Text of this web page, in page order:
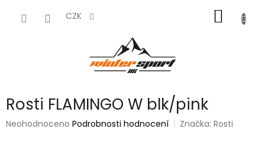
CZK
KOŠÍK
Rosti FLAMINGO W blk/pink
Průměrné
Neohodnoceno Podrobnosti hodnocení Značka:Rosti